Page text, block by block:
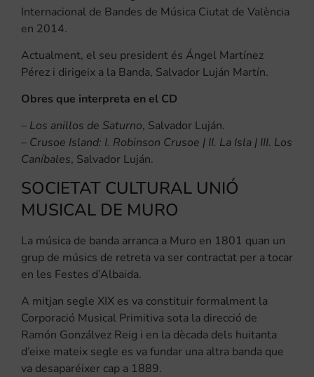
Internacional de Bandes de Música Ciutat de València
en 2014.
Actualment, el seu president és Ángel Martínez
Pérez i dirigeix a la Banda, Salvador Luján Martín.
Obres que interpreta en el CD
– Los anillos de Saturno, Salvador Luján.
– Crusoe Island: I. Robinson Crusoe | II. La Isla | III. Los
Caníbales, Salvador Luján.
SOCIETAT CULTURAL UNIÓ
MUSICAL DE MURO
La música de banda arranca a Muro en 1801 quan un
grup de músics de retreta va ser contractat per a tocar
en les Festes d’Albaida.
A mitjan segle XIX es va constituir formalment la
Corporació Musical Primitiva sota la direcció de
Ramón Gonzálvez Reig i en la dècada dels huitanta
d’eixe mateix segle es va fundar una altra banda que
va desaparéixer cap a 1889.